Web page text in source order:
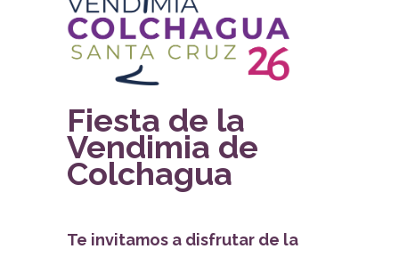
Fiesta de la
Vendimia de
Colchagua
Te invitamos a disfrutar de la